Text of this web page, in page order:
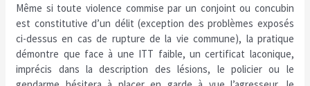
Même si toute violence commise par un conjoint ou concubin
est constitutive d’un délit (exception des problèmes exposés
ci-dessus en cas de rupture de la vie commune), la pratique
démontre que face à une ITT faible, un certificat laconique,
imprécis dans la description des lésions, le policier ou le